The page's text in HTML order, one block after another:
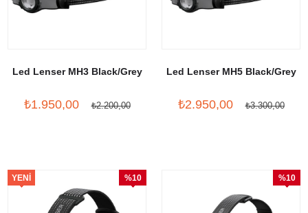
Led Lenser MH3 Black/Grey
₺1.950,00 ₺2.200,00
Led Lenser MH5 Black/Grey
₺2.950,00 ₺3.300,00
%10
YENI
%10